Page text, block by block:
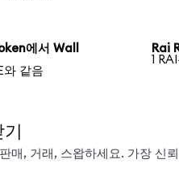
에서 Wall
와 같음
Rai
1
매, 거래, 스왑하세요. 가장 신